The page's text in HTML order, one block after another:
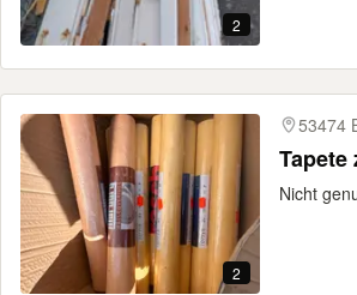
2
2
53474
Tapete
Nicht